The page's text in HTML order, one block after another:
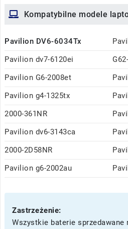
Kompatybilne modele
Pavilion DV6-6034Tx
Pavilion dv7-6120ei
Pavilion G6-2008et
Pavilion g4-1325tx
2000-361NR
Pavilion dv6-3143ca
2000-2D58NR
Pavilion g6-2002au
Zastrzeżenie:
Wszystkie baterie